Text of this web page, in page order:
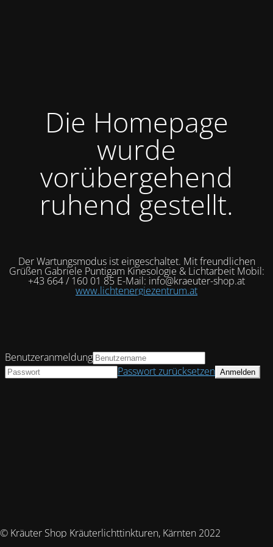
Die Homepage
wurde
vorübergehend
ruhend gestellt.
Der Wartungsmodus ist eingeschaltet. Mit freundlichen
Grüßen Gabriele Puntigam Kinesologie & Lichtarbeit Mobil:
+43 664 / 160 01 85 E-Mail: info@kraeuter-shop.at
www.lichtenergiezentrum.at
© Kräuter Shop Kräuterlichttinkturen, Kärnten 2022
Benutzeranmeldung
Passwort zurücksetzen